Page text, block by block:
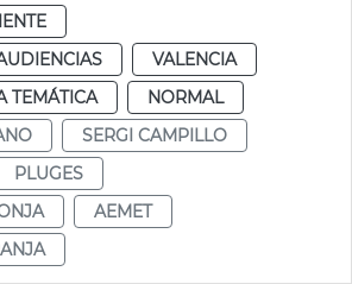
VALENCIA
TEMÁTICA
NORMAL
SERGI CAMPILLO
PLUGES
AEMET